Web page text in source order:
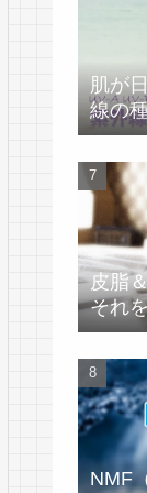
肌が
線の
ぶ
皮脂
それ
NMF